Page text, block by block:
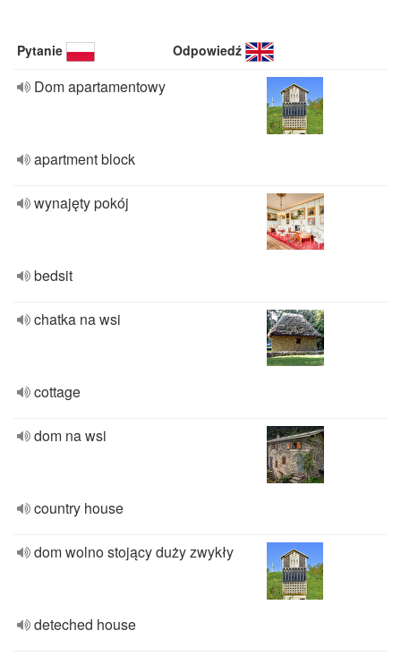
Pytanie Odpowiedź
Dom apartamentowy
apartment block
wynajęty pokój
bedsit
chatka na wsi
cottage
dom na wsi
country house
dom wolno stojący duży zwykły
deteched house